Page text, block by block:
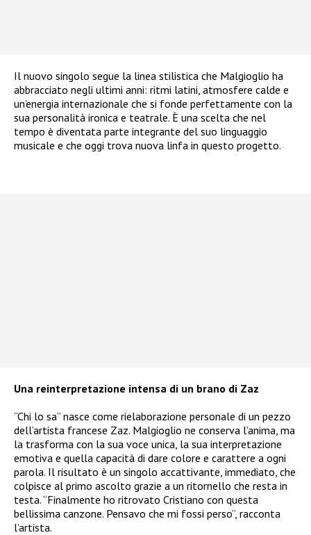
Il nuovo singolo segue la linea stilistica che Malgioglio ha
abbracciato negli ultimi anni: ritmi latini, atmosfere calde e
un’energia internazionale che si fonde perfettamente con la
sua personalità ironica e teatrale. È una scelta che nel
tempo è diventata parte integrante del suo linguaggio
musicale e che oggi trova nuova linfa in questo progetto.
Una reinterpretazione intensa di un brano di Zaz
“Chi lo sa” nasce come rielaborazione personale di un pezzo
dell’artista francese Zaz. Malgioglio ne conserva l’anima, ma
la trasforma con la sua voce unica, la sua interpretazione
emotiva e quella capacità di dare colore e carattere a ogni
parola. Il risultato è un singolo accattivante, immediato, che
colpisce al primo ascolto grazie a un ritornello che resta in
testa. “Finalmente ho ritrovato Cristiano con questa
bellissima canzone. Pensavo che mi fossi perso”, racconta
l’artista.